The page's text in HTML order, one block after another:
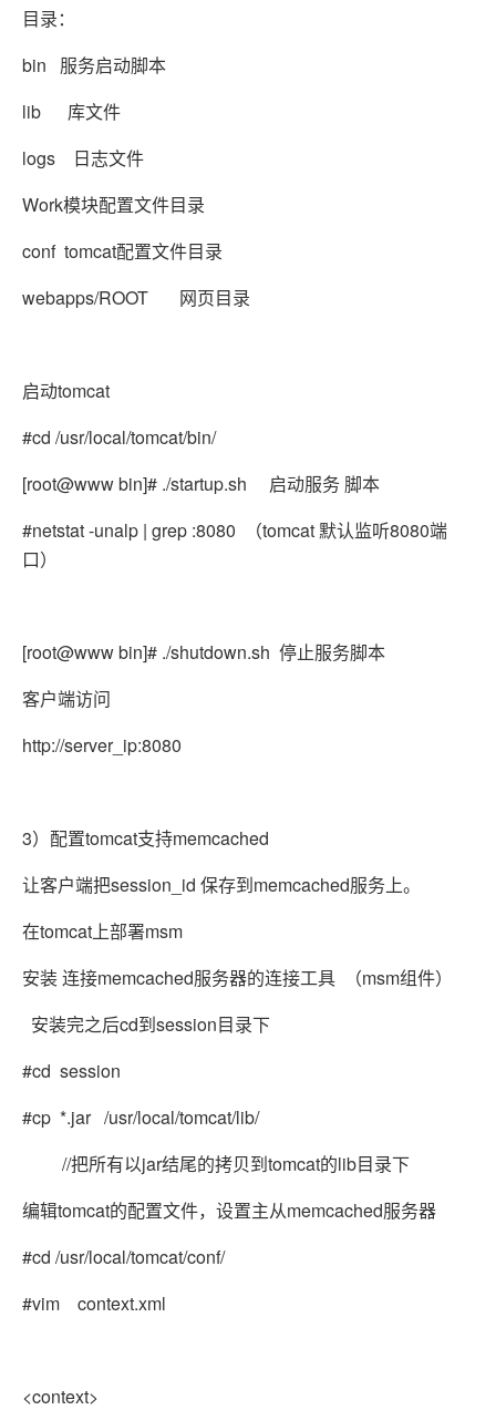
目录：
bin 服务启动脚本
lib 库文件
logs 日志文件
Work模块配置文件目录
conf tomcat配置文件目录
webapps/ROOT 网页目录
启动tomcat
#cd /usr/local/tomcat/bin/
[root@www bin]# ./startup.sh 启动服务 脚本
#netstat -unalp | grep :8080 （tomcat 默认监听8080端
口）
[root@www bin]# ./shutdown.sh 停止服务脚本
客户端访问
http://server_ip:8080
3）配置tomcat支持memcached
让客户端把session_id 保存到memcached服务上。
在tomcat上部署msm
安装 连接memcached服务器的连接工具 （msm组件）
安装完之后cd到session目录下
#cd session
#cp *.jar /usr/local/tomcat/lib/
//把所有以jar结尾的拷贝到tomcat的lib目录下
编辑tomcat的配置文件，设置主从memcached服务器
#cd /usr/local/tomcat/conf/
#vim context.xml
<context>